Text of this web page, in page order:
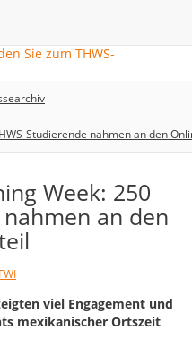
Studierende nahmen an den
Week: 250
nahmen an den
FWI
viel Engagement und
mexikanischer Ortszeit